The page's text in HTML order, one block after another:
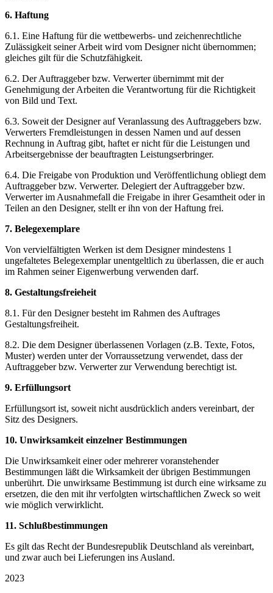
6. Haftung
6.1. Eine Haftung für die wettbewerbs- und zeichenrechtliche
Zulässigkeit seiner Arbeit wird vom Designer nicht übernommen;
gleiches gilt für die Schutzfähigkeit.
6.2. Der Auftraggeber bzw. Verwerter übernimmt mit der
Genehmigung der Arbeiten die Verantwortung für die Richtigkeit
von Bild und Text.
6.3. Soweit der Designer auf Veranlassung des Auftraggebers bzw.
Verwerters Fremdleistungen in dessen Namen und auf dessen
Rechnung in Auftrag gibt, haftet er nicht für die Leistungen und
Arbeitsergebnisse der beauftragten Leistungserbringer.
6.4. Die Freigabe von Produktion und Veröffentlichung obliegt dem
Auftraggeber bzw. Verwerter. Delegiert der Auftraggeber bzw.
Verwerter im Ausnahmefall die Freigabe in ihrer Gesamtheit oder in
Teilen an den Designer, stellt er ihn von der Haftung frei.
7. Belegexemplare
Von vervielfältigten Werken ist dem Designer mindestens 1
ungefaltetes Belegexemplar unentgeltlich zu überlassen, die er auch
im Rahmen seiner Eigenwerbung verwenden darf.
8. Gestaltungsfreieheit
8.1. Für den Designer besteht im Rahmen des Auftrages
Gestaltungsfreiheit.
8.2. Die dem Designer überlassenen Vorlagen (z.B. Texte, Fotos,
Muster) werden unter der Vorraussetzung verwendet, dass der
Auftraggeber bzw. Verwerter zur Verwendung berechtigt ist.
9. Erfüllungsort
Erfüllungsort ist, soweit nicht ausdrücklich anders vereinbart, der
Sitz des Designers.
10. Unwirksamkeit einzelner Bestimmungen
Die Unwirksamkeit einer oder mehrerer voranstehender
Bestimmungen läßt die Wirksamkeit der übrigen Bestimmungen
unberührt. Die unwirksame Bestimmung ist durch eine wirksame zu
ersetzen, die den mit ihr verfolgten wirtschaftlichen Zweck so weit
wie möglich verwirklicht.
11. Schlußbestimmungen
Es gilt das Recht der Bundesrepublik Deutschland als vereinbart,
und zwar auch bei Lieferungen ins Ausland.
2023